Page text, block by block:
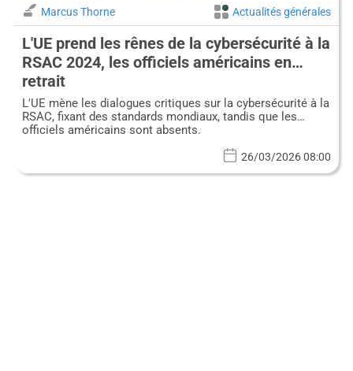
Marcus Thorne Actualités générales
L'UE prend les rênes de la cybersécurité à la
RSAC 2024, les officiels américains en
retrait
L'UE mène les dialogues critiques sur la cybersécurité à la
RSAC, fixant des standards mondiaux, tandis que les
officiels américains sont absents.
26/03/2026 08:00